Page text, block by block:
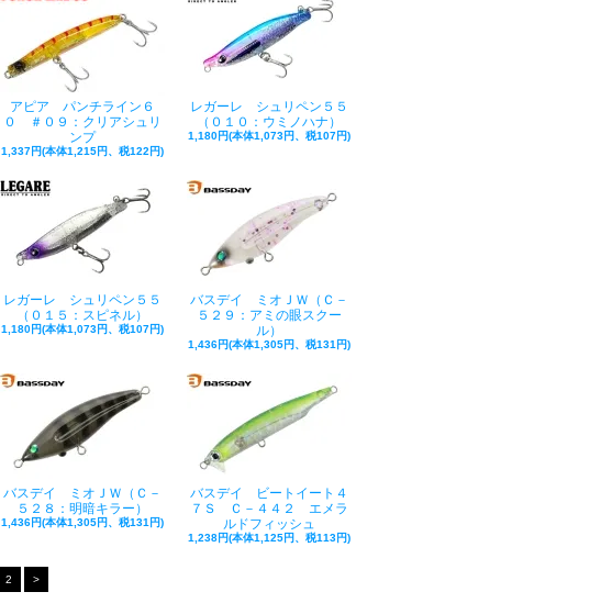
アピア パンチライン６
０ ＃０９：クリアシュリ
ンプ
1,337円(本体1,215円、税122円)
レガーレ シュリペン５５
（０１０：ウミノハナ）
1,180円(本体1,073円、税107円)
レガーレ シュリペン５５
（０１５：スピネル）
1,180円(本体1,073円、税107円)
バスデイ ミオＪＷ（Ｃ－
５２９：アミの眼スクー
ル）
1,436円(本体1,305円、税131円)
バスデイ ミオＪＷ（Ｃ－
５２８：明暗キラー）
1,436円(本体1,305円、税131円)
バスデイ ビートイート４
７Ｓ Ｃ－４４２ エメラ
ルドフィッシュ
1,238円(本体1,125円、税113円)
2 >